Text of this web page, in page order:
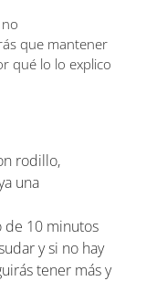
que mantener
qué lo lo explico
rodillo,
una
de 10 minutos
y si no hay
tener más y